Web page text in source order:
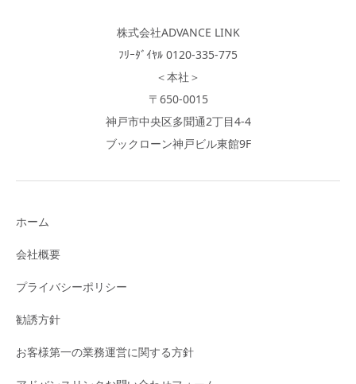
株式会社ADVANCE LINK
ﾌﾘｰﾀﾞｲﾔﾙ 0120-335-775
＜本社＞
〒650-0015
神戸市中央区多聞通2丁目4-4
ブックローン神戸ビル東館9F
ホーム
会社概要
プライバシーポリシー
勧誘方針
お客様第一の業務運営に関する方針